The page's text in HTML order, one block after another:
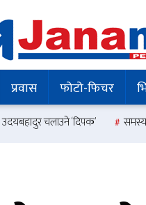
प्रवास फोटो-फिचर
उदयबहादुर चलाउने ‘दिपक’